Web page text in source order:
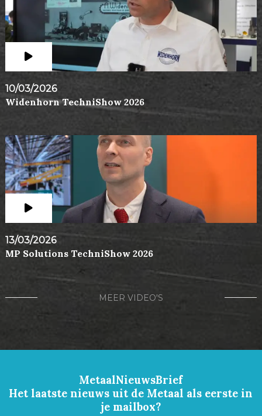
10/03/2026
Widenhorn TechniShow 2026
13/03/2026
MP Solutions TechniShow 2026
MEER VIDEO'S
MetaalNieuwsBrief
Het laatste nieuws uit de Metaal als eerste in
je mailbox?